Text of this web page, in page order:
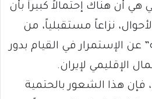
أن هناك إحتمالاً كبيراً بأن
نزاعاً مستقبلياً، من
عن الإستمرار في القيام بدور
الإقليمي لإيران.
فإن هذا الشعور بالحتمية